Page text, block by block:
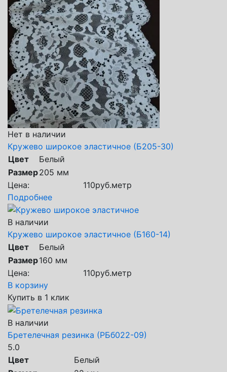
Нет в наличии
Кружево широкое эластичное (Б205-30)
Цвет
Белый
Размер205 мм
Цена:
110руб.метр
Подробнее
В наличии
Кружево широкое эластичное (Б160-14)
Цвет
Белый
Размер160 мм
Цена:
110руб.метр
В корзину
Купить в 1 клик
В наличии
Бретелечная резинка (РБб022-09)
5.0
Цвет
Белый